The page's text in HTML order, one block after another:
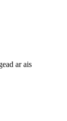
ar ais